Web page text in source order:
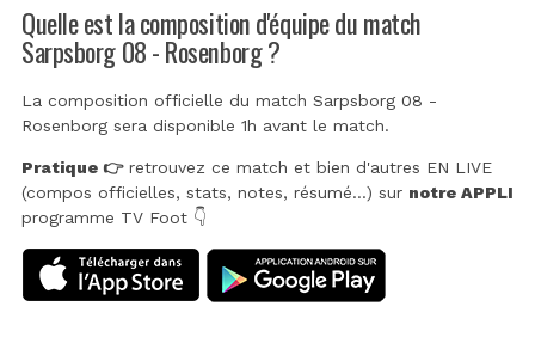
Quelle est la composition d'équipe du match
Sarpsborg 08 - Rosenborg ?
La composition officielle du match Sarpsborg 08 -
Rosenborg sera disponible 1h avant le match.
Pratique 👉retrouvez ce match et bien d'autres EN LIVE
(compos officielles, stats, notes, résumé...) sur notre APPLI
programme TV Foot 👇